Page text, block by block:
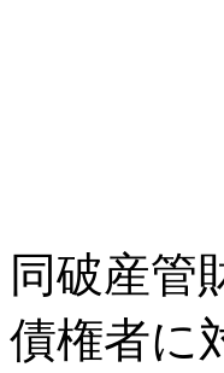
同破産管
債権者に